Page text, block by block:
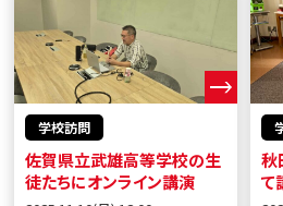
学校訪問
佐賀県立武雄高等学校の生
徒たちにオンライン講演
秋
て